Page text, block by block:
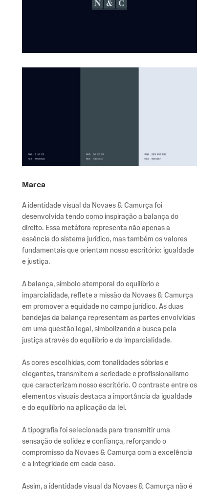
Marca
A identidade visual da Novaes & Camurça foi
desenvolvida tendo como inspiração a balança do
direito. Essa metáfora representa não apenas a
essência do sistema jurídico, mas também os valores
fundamentais que orientam nosso escritório: igualdade
e justiça.
A balança, símbolo atemporal do equilíbrio e
imparcialidade, reflete a missão da Novaes & Camurça
em promover a equidade no campo jurídico. As duas
bandejas da balança representam as partes envolvidas
em uma questão legal, simbolizando a busca pela
justiça através do equilíbrio e da imparcialidade.
As cores escolhidas, com tonalidades sóbrias e
elegantes, transmitem a seriedade e profissionalismo
que caracterizam nosso escritório. O contraste entre os
elementos visuais destaca a importância da igualdade
e do equilíbrio na aplicação da lei.
A tipografia foi selecionada para transmitir uma
sensação de solidez e confiança, reforçando o
compromisso da Novaes & Camurça com a excelência
e a integridade em cada caso.
Assim, a identidade visual da Novaes & Camurça não é